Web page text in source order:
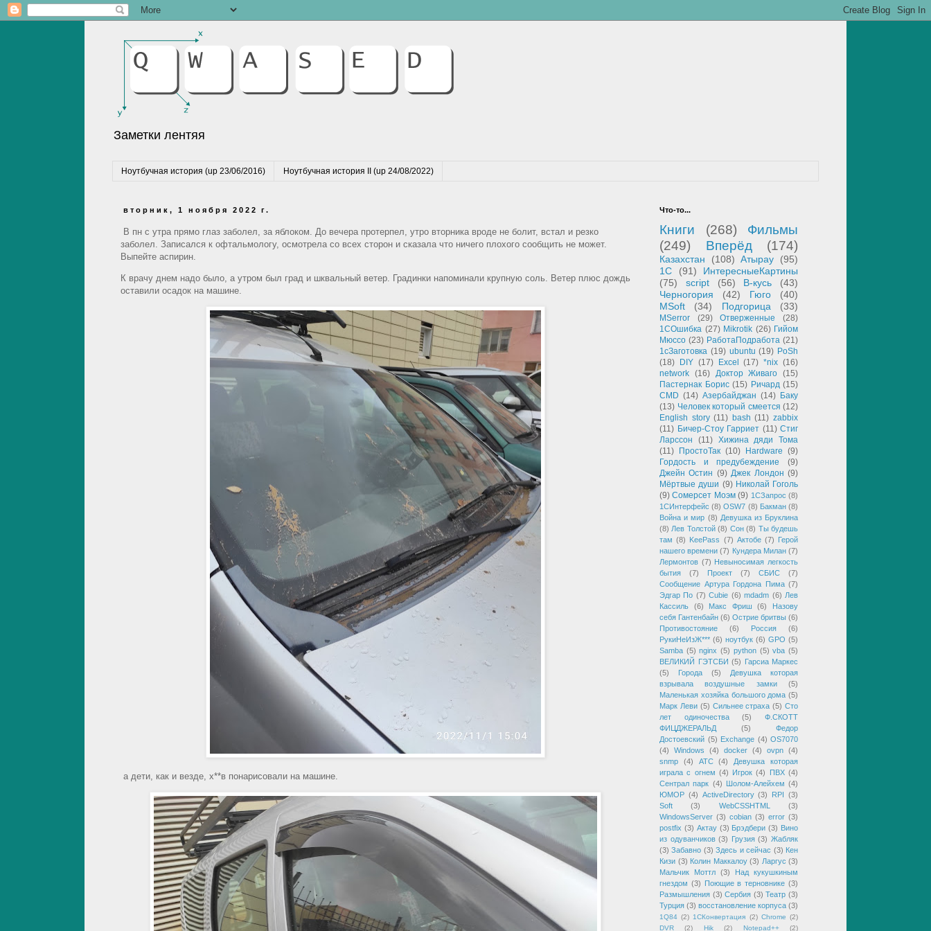
Заметки лентяя
Ноутбучная история (up 23/06/2016) Ноутбучная история II (up 24/08/2022)
вторник, 1 ноября 2022 г.
В пн с утра прямо глаз заболел, за яблоком. До вечера протерпел, утро вторника вроде не болит, встал и резко
заболел. Записался к офтальмологу, осмотрела со всех сторон и сказала что ничего плохого сообщить не может.
Выпейте аспирин.
К врачу днем надо было, а утром был град и шквальный ветер. Градинки напоминали крупную соль. Ветер плюс дождь
оставили осадок на машине.
а дети, как и везде, х**в понарисовали на машине.
Что-то...
Книги (268)
Фильмы
(249)
Вперёд (174)
Казахстан (108) Атырау
(95)
1С
(91)
ИнтересныеКартины
(75)
script (56) В-кусь
(43)
Черногория
(42) Гюго
(40)
MSoft
(34) Подгорица (33)
MSerror (29) Отверженные
(28)
1СОшибка (27) Mikrotik (26) Гийом
Мюссо (23) РаботаПодработа (21)
1сЗаготовка (19) ubuntu (19) PoSh
(18)
DIY (17) Excel (17) *nix (16)
network (16) Доктор Живаго (15)
Пастернак Борис (15) Ричард (15)
CMD (14) Азербайджан (14) Баку
(13) Человек который смеется (12)
English story (11) bash (11) zabbix
(11) Бичер-Стоу Гарриет (11) Стиг
Ларссон
(11) Хижина дяди Тома
(11)
ПростоТак (10) Hardware (9)
Гордость и предубеждение
(9)
Джейн Остин (9) Джек Лондон (9)
Мёртвые души (9) Николай Гоголь
(9) Сомерсет Моэм (9) 1СЗапрос (8)
1СИнтерфейс (8) OSW7 (8) Бакман (8)
Война и мир (8) Девушка из Бруклина
(8) Лев Толстой (8) Сон (8) Ты будешь
там (8) KeePass (7) Актобе (7)
Герой
нашего времени (7) Кундера Милан (7)
Лермонтов (7) Невыносимая легкость
бытия
(7) Проект (7) СБИС
(7)
Сообщение Артура Гордона Пима (7)
Эдгар По (7) Cubie (6) mdadm (6) Лев
Кассиль
(6) Макс Фриш (6)
Назову
себя Гантенбайн (6) Острие бритвы (6)
Противостояние
(6) Россия
(6)
РукиНеИзЖ*** (6) ноутбук (6) GPO (5)
Samba (5) nginx (5) python (5) vba (5)
ВЕЛИКИЙ ГЭТСБИ (5)
Гарсиа Маркес
(5)
Города (5)
Девушка которая
взрывала воздушные замки
(5)
Маленькая хозяйка большого дома (5)
Марк Леви (5) Сильнее страха (5) Сто
лет одиночества
(5)
Ф.СКОТТ
ФИЦДЖЕРАЛЬД
(5)
Федор
Достоевский (5) Exchange (4) OS7070
(4)
Windows (4) docker (4) ovpn (4)
snmp
(4) АТС (4)
Девушка которая
играла с огнем (4) Игрок (4) ПВХ (4)
Сентрал парк (4) Шолом-Алейхем (4)
ЮМОР (4) ActiveDirectory (3) RPI
(3)
Soft
(3) WebCSSHTML
(3)
WindowsServer (3) cobian (3) error (3)
postfix (3) Актау (3) Брэдбери (3) Вино
из одуванчиков (3) Грузия (3) Жабляк
(3) Забавно (3) Здесь и сейчас (3) Кен
Кизи (3) Колин Маккалоу (3) Ларгус (3)
Мальчик Моттл (3)
Над кукушкиным
гнездом (3) Поющие в терновнике (3)
Размышления (3) Сербия (3) Театр (3)
Турция (3) восстановление корпуса (3)
1Q84 (2) 1СКонвертация (2) Chrome (2)
DVR
(2) Hik (2) Notepad++ (2)